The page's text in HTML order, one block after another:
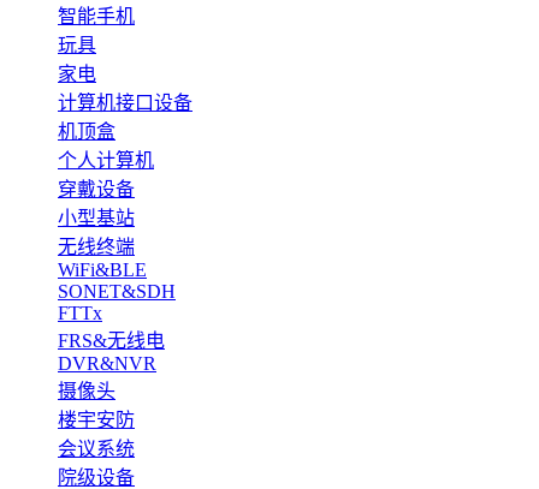
智能手机
玩具
家电
计算机接口设备
机顶盒
个人计算机
穿戴设备
小型基站
无线终端
WiFi&BLE
SONET&SDH
FTTx
FRS&无线电
DVR&NVR
摄像头
楼宇安防
会议系统
院级设备